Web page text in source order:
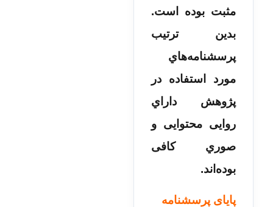
مثبت بوده است.
بدین ترتیب
پرسشنامه‌­هاي
مورد استفاده در
پژوهش داراي
روایی محتوایی و
صوري کافی
بوده‌اند.
پایای پرسشنامه